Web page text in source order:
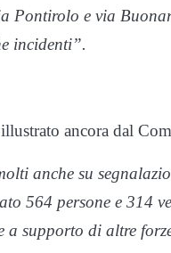
Pontirolo e via
incidenti”.
ancora dal
anche su
564 persone e 314
a supporto di altre